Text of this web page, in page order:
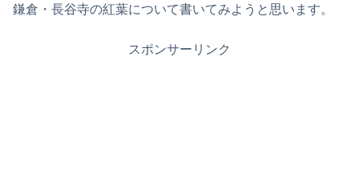
鎌倉・長谷寺の紅葉について書いてみようと思います。
スポンサーリンク